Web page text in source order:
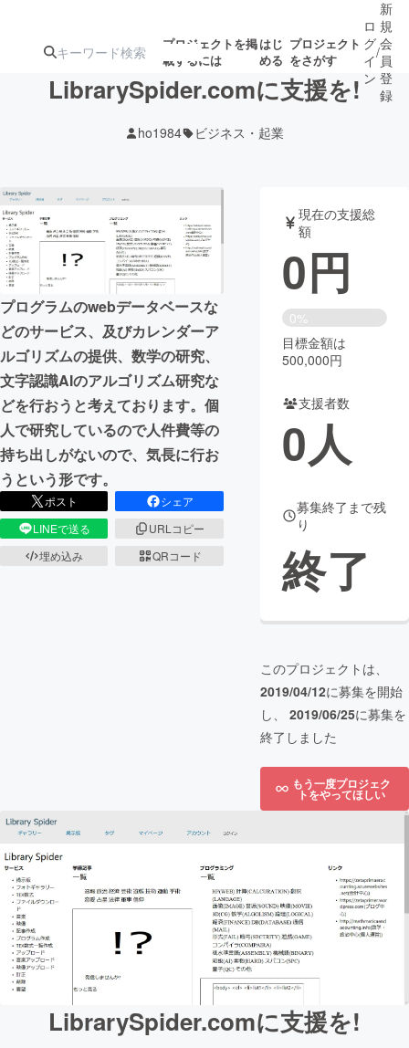
プロジェクトを掲
載するには
はじ
める
プロジェクト
をさがす
アート・写真
テクノロジー・ガジェット ゲーム・サ
映像・映画 書籍・雑誌
ビジネス・起業 チャレンジ
まちづくり・地域活性化
CAMPFIRE for Social Good
CAMPFIRE Creation
CAMPFIREふるさと納税
コミュニティ
ロ
グ
イ
ン
/
新
規
会
員
登
録
LibrarySpider.comに支援を!
ho1984 ビジネス・起業
プログラムのwebデータベースな
どのサービス、及びカレンダーア
ルゴリズムの提供、数学の研究、
文字認識AIのアルゴリズム研究な
どを行おうと考えております。個
人で研究しているので人件費等の
持ち出しがないので、気長に行お
うという形です。
ポスト
シェア
LINEで送る
URLコピー
埋め込み
QRコード
現在の支援総
額
0円
0%
目標金額は
500,000円
支援者数
0人
募集終了まで残
り
終了
このプロジェクトは、
2019/04/12に募集を開始
し、 2019/06/25に募集を
終了しました
もう一度プロジェク
トをやってほしい
LibrarySpider.comに支援を!